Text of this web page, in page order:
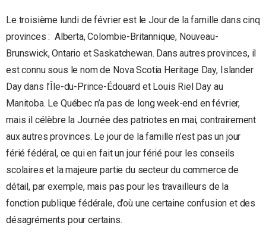
Le troisième lundi de février est le Jour de la famille dans cinq
provinces : Alberta, Colombie-Britannique, Nouveau-
Brunswick, Ontario et Saskatchewan. Dans autres provinces, il
est connu sous le nom de Nova Scotia Heritage Day, Islander
Day dans l’Île-du-Prince-Édouard et Louis Riel Day au
Manitoba. Le Québec n’a pas de long week-end en février,
mais il célèbre la Journée des patriotes en mai, contrairement
aux autres provinces. Le jour de la famille n’est pas un jour
férié fédéral, ce qui en fait un jour férié pour les conseils
scolaires et la majeure partie du secteur du commerce de
détail, par exemple, mais pas pour les travailleurs de la
fonction publique fédérale, d’où une certaine confusion et des
désagréments pour certains.